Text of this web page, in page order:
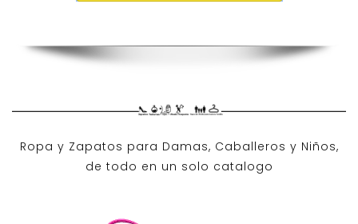
Ropa y Zapatos para Damas, Caballeros y Niños,
de todo en un solo catalogo